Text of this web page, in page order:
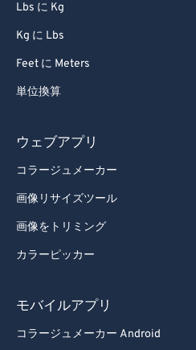
Lbs に Kg
Kg に Lbs
Feet に Meters
単位換算
ウェブアプリ
コラージュメーカー
画像リサイズツール
画像をトリミング
カラーピッカー
モバイルアプリ
コラージュメーカー Android